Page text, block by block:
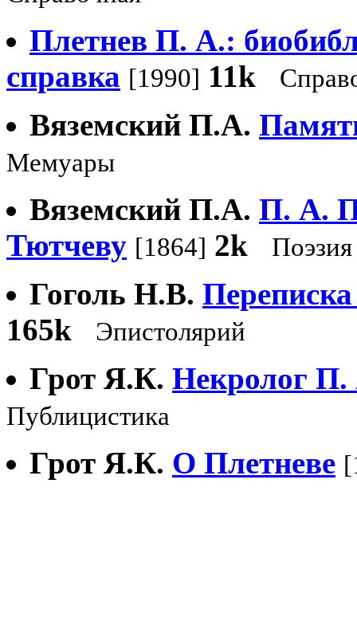
Плетнев П. А.:
справка [1990] 11k
Вяземский П.А.
Мемуары
Вяземский П.А. П. А.
Тютчеву [1864] 2k Поэзия
Гоголь Н.В.
165k
Эпистолярий
Грот Я.К. Некролог П.
Публицистика
Грот Я.К. О Плетневе